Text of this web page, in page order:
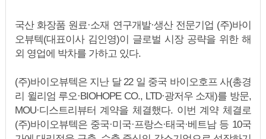
국산 화장품 원료·소재 연구개발·생산 전문기업 (주)바이
오뷰텍(대표이사 김인영)이 글로벌 시장 공략을 위한 해
외 영업에 박차를 가하고 있다.
(주)바이오뷰텍은 지난 달 22 일 중국 바이오호프 사(총경
리 윌리엄 루오·BIOHOPE CO., LTD·광저우 소재)를 방문,
MOU·디스트리뷰터 계약을 체결했다. 이번 계약 체결로
(주)바이오뷰텍은 중국·미국·프랑스·태국·베트남 등 10국